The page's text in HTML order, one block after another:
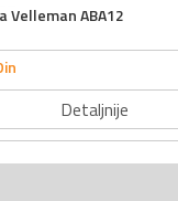
ABA12
Detaljnije